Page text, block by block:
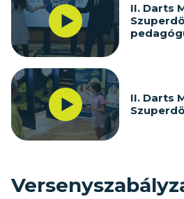
II. Darts
II. Darts